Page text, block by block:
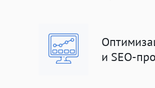
и SEO-